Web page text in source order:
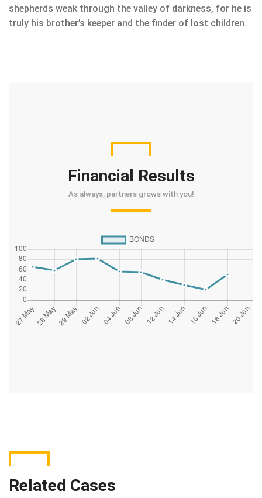
shepherds weak through the valley of darkness, for he is
truly his brother’s keeper and the finder of lost children.
Financial Results
As always, partners grows with you!
Related Cases